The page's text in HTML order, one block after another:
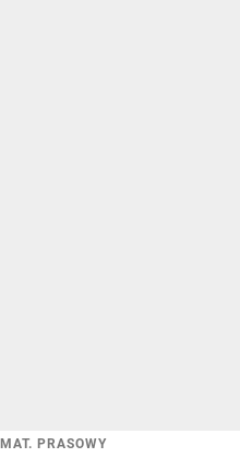
MAT. PRASOWY